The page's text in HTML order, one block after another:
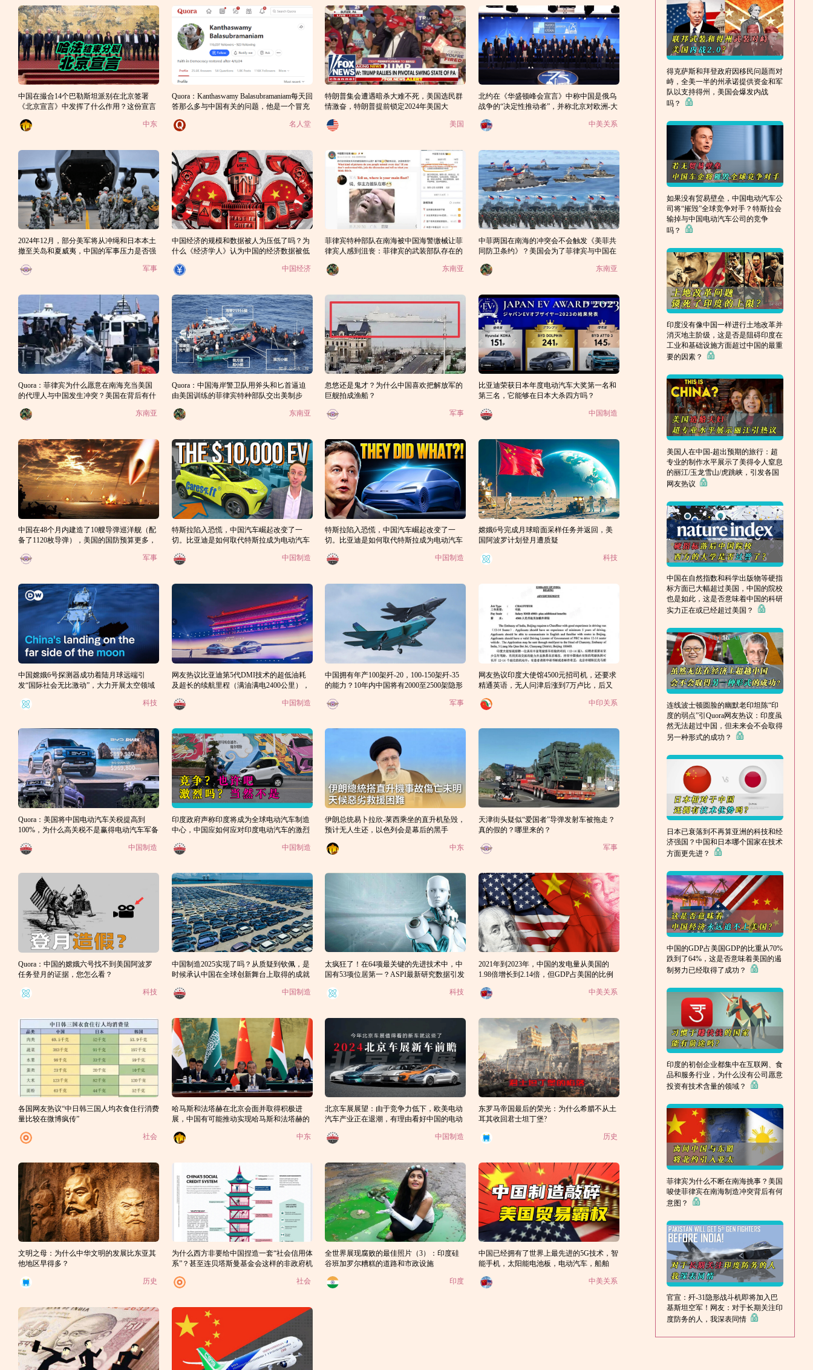
中国在撮合14个巴勒斯坦派别在北京签署
《北京宣言》中发挥了什么作用？这份宣言
中东
Quora：Kanthaswamy Balasubramaniam每天回
答那么多与中国有关的问题，他是一个冒充
名人堂
特朗普集会遭遇暗杀大难不死，美国选民群
情激奋，特朗普提前锁定2024年美国大
美国
北约在《华盛顿峰会宣言》中称中国是俄乌
战争的“决定性推动者”，并称北京对欧洲-大
中美关系
2024年12月，部分美军将从冲绳和日本本土
撤至关岛和夏威夷，中国的军事压力是否强
军事
中国经济的规模和数据被人为压低了吗？为
什么《经济学人》认为中国的经济数据被低
中国经济
菲律宾特种部队在南海被中国海警缴械让菲
律宾人感到沮丧：菲律宾的武装部队存在的
东南亚
中菲两国在南海的冲突会不会触发《美菲共
同防卫条约》？美国会为了菲律宾与中国在
东南亚
Quora：菲律宾为什么愿意在南海充当美国
的代理人与中国发生冲突？美国在背后有什
东南亚
Quora：中国海岸警卫队用斧头和匕首逼迫
由美国训练的菲律宾特种部队交出美制步
东南亚
忽悠还是鬼才？为什么中国喜欢把解放军的
巨舰拍成渔船？
军事
比亚迪荣获日本年度电动汽车大奖第一名和
第三名，它能够在日本大杀四方吗？
中国制造
中国在48个月内建造了10艘导弹巡洋舰（配
备了1120枚导弹），美国的国防预算更多，
军事
特斯拉陷入恐慌，中国汽车崛起改变了一
切。比亚迪是如何取代特斯拉成为电动汽车
中国制造
特斯拉陷入恐慌，中国汽车崛起改变了一
切。比亚迪是如何取代特斯拉成为电动汽车
中国制造
嫦娥6号完成月球暗面采样任务并返回，美
国阿波罗计划登月遭质疑
科技
中国嫦娥6号探测器成功着陆月球远端引
发“国际社会无比激动”，大力开展太空领域
科技
网友热议比亚迪第5代DMI技术的超低油耗
及超长的续航里程（满油满电2400公里），
中国制造
中国拥有年产100架歼-20，100-150架歼-35
的能力？10年内中国将有2000至2500架隐形
军事
网友热议印度大使馆4500元招司机，还要求
精通英语，无人问津后涨到7万卢比，后又
中印关系
Quora：美国将中国电动汽车关税提高到
100%，为什么高关税不是赢得电动汽车军备
中国制造
印度政府声称印度将成为全球电动汽车制造
中心，中国应如何应对印度电动汽车的激烈
竞争？
中国制造
伊朗总统易卜拉欣-莱西乘坐的直升机坠毁，
预计无人生还，以色列会是幕后的黑手
中东
天津街头疑似“爱国者”导弹发射车被拖走？
真的假的？哪里来的？
军事
Quora：中国的嫦娥六号找不到美国阿波罗
任务登月的证据，您怎么看？
科技
中国制造2025实现了吗？从质疑到钦佩，是
时候承认中国在全球创新舞台上取得的成就
中国制造
太疯狂了！在64项最关键的先进技术中，中
国有53项位居第一？ASPI最新研究数据引发
科技
2021年到2023年，中国的发电量从美国的
1.98倍增长到2.14倍，但GDP占美国的比例
中美关系
各国网友热议“中日韩三国人均衣食住行消费
量比较在微博疯传”
社会
哈马斯和法塔赫在北京会面并取得积极进
展，中国有可能推动实现哈马斯和法塔赫的
中东
北京车展展望：由于竞争力低下，欧美电动
汽车产业正在退潮，有理由看好中国的电动
中国制造
东罗马帝国最后的荣光：为什么希腊不从土
耳其收回君士坦丁堡?
历史
文明之母：为什么中华文明的发展比东亚其
他地区早得多？
历史
为什么西方非要给中国捏造一套“社会信用体
系”？甚至连贝塔斯曼基金会这样的非政府机
社会
全世界展现腐败的最佳照片（3）：印度硅
谷班加罗尔糟糕的道路和市政设施
印度
中国已经拥有了世界上最先进的5G技术，智
能手机，太阳能电池板，电动汽车，船舶
中国了？
中美关系
得克萨斯和拜登政府因移民问题而对
峙，全美一半的州承诺提供资金和军
队以支持得州，美国会爆发内战
吗？
如果没有贸易壁垒，中国电动汽车公
司将“摧毁”全球竞争对手？特斯拉会
输掉与中国电动汽车公司的竞争
吗？
印度没有像中国一样进行土地改革并
消灭地主阶级，这是否是阻碍印度在
工业和基础设施方面超过中国的最重
要的因素？
美国人在中国-超出预期的旅行：超
专业的制作水平展示了美得令人窒息
的丽江/玉龙雪山/虎跳峡，引发各国
网友热议
中国在自然指数和科学出版物等硬指
标方面已大幅超过美国，中国的院校
也是如此，这是否意味着中国的科研
实力正在或已经超过美国？
连线波士顿圆脸的幽默老印坦陈“印
度的弱点”引Quora网友热议：印度虽
然无法超过中国，但未来会不会取得
另一种形式的成功？
日本已衰落到不再算亚洲的科技和经
济强国？中国和日本哪个国家在技术
方面更先进？
中国的GDP占美国GDP的比重从70%
跌到了64%，这是否意味着美国的遏
制努力已经取得了成功？
印度的初创企业都集中在互联网、食
品和服务行业，为什么没有公司愿意
投资有技术含量的领域？
菲律宾为什么不断在南海挑事？美国
唆使菲律宾在南海制造冲突背后有何
意图？
官宣：歼-31隐形战斗机即将加入巴
基斯坦空军！网友：对于长期关注印
度防务的人，我深表同情